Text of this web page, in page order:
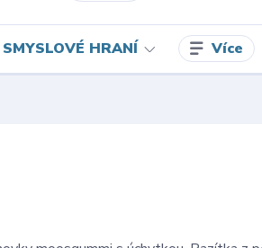
SMYSLOVÉ HRANÍ Více